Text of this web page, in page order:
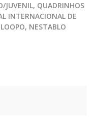
JUVENIL, QUADRINHOS
INTERNACIONAL DE
LOOPO, NESTABLO